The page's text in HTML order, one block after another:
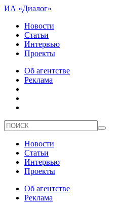
ИА «Диалог»
Новости
Статьи
Интервью
Проекты
Об агентстве
Реклама
Новости
Статьи
Интервью
Проекты
Об агентстве
Реклама